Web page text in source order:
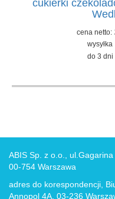
cukierki
cena netto:
wysyłka
do 3 dni
ABIS Sp. z o.o., ul.Gagarina
00-754 Warszawa
adres do korespondencji,
Annopol 4A, 03-236